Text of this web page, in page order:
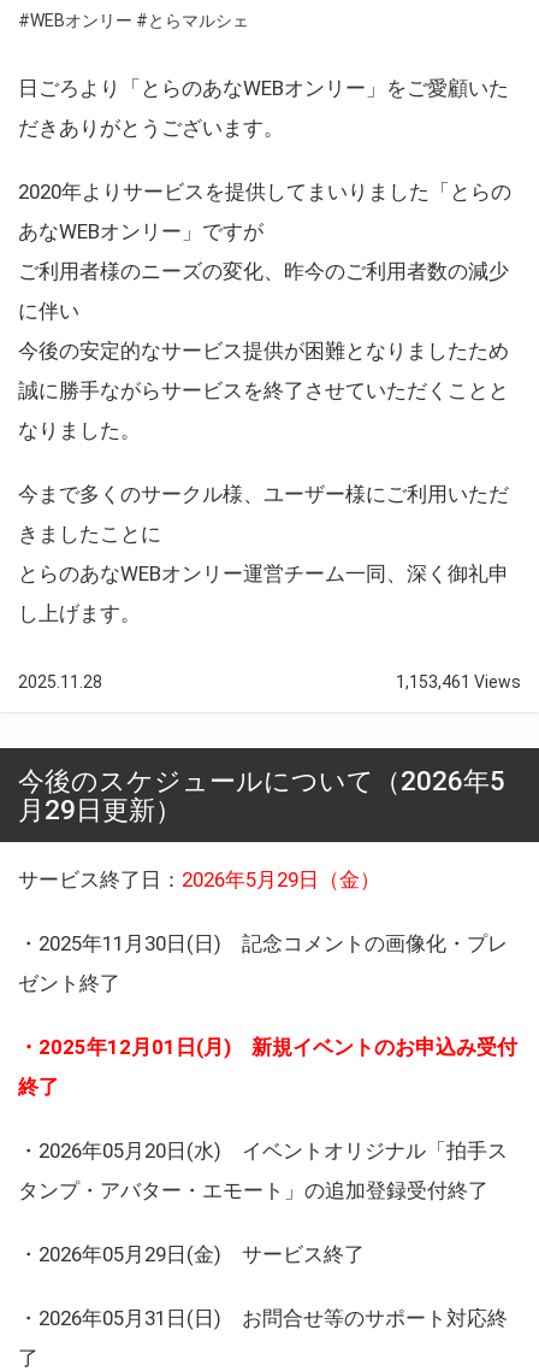
#WEBオンリー #とらマルシェ
日ごろより「とらのあなWEBオンリー」をご愛顧いた
だきありがとうございます。
2020年よりサービスを提供してまいりました「とらの
あなWEBオンリー」ですが
ご利用者様のニーズの変化、昨今のご利用者数の減少
に伴い
今後の安定的なサービス提供が困難となりましたため
誠に勝手ながらサービスを終了させていただくことと
なりました。
今まで多くのサークル様、ユーザー様にご利用いただ
きましたことに
とらのあなWEBオンリー運営チーム一同、深く御礼申
し上げます。
2025.11.28 1,153,461 Views
今後のスケジュールについて（2026年5
月29日更新）
サービス終了日： 2026年5月29日（金）
・2025年11月30日(日) 記念コメントの画像化・プレ
ゼント終了
・2025年12月01日(月) 新規イベントのお申込み受付
終了
・2026年05月20日(水) イベントオリジナル「拍手ス
タンプ・アバター・エモート」の追加登録受付終了
・2026年05月29日(金) サービス終了
・2026年05月31日(日) お問合せ等のサポート対応終
了